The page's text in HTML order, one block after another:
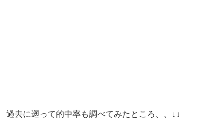
過去に遡って的中率も調べてみたところ、、↓↓